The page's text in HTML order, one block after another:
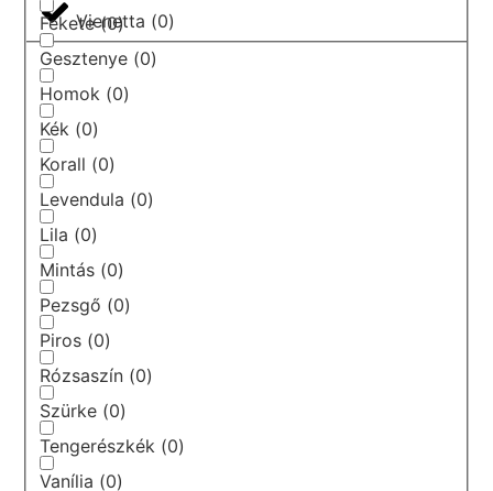
Vienetta (0)
Fekete(0)
Gesztenye (0)
Homok (0)
Kék (0)
Korall (0)
Levendula (0)
Lila (0)
Mintás (0)
Pezsgő (0)
Piros (0)
Rózsaszín (0)
Szürke (0)
Tengerészkék (0)
Vanília (0)